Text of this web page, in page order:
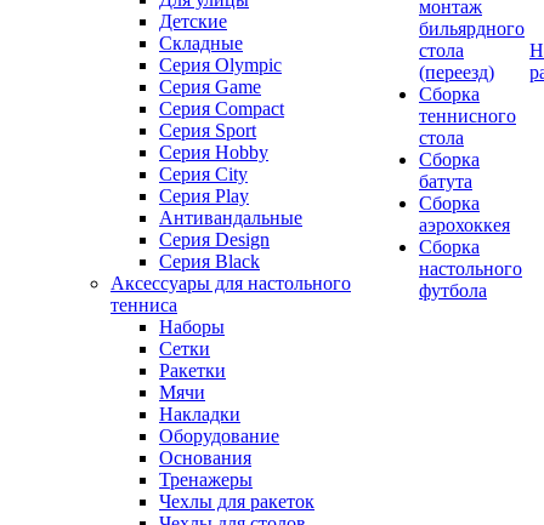
Детские
Складные
Серия Olympic
Серия Game
Серия Compact
Серия Sport
Серия Hobby
Серия City
Серия Play
Антивандальные
Серия Design
Серия Black
Аксессуары для настольного
тенниса
Наборы
Сетки
Ракетки
Мячи
Накладки
Оборудование
Основания
Тренажеры
Чехлы для ракеток
монтаж
бильярдного
стола
(переезд)
Сборка
теннисного
стола
Сборка
батута
Сборка
аэрохоккея
Сборка
настольного
футбола